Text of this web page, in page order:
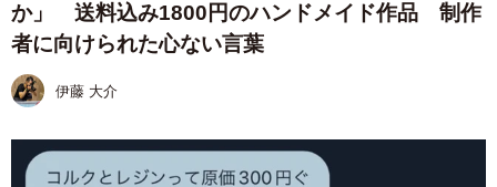
か」 送料込み1800円のハンドメイド作品 制作
者に向けられた心ない言葉
伊藤 大介